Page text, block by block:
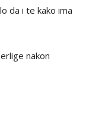
da i te kako ima
nakon